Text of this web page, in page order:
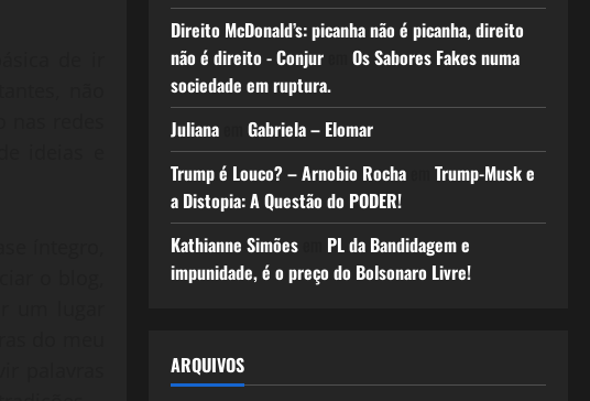
Direito McDonald’s: picanha não é picanha, direito
não é direito - Conjurem Os Sabores Fakes numa
sociedade em ruptura.
Julianaem Gabriela – Elomar
Trump é Louco? – Arnobio Rochaem Trump-Musk e
a Distopia: A Questão do PODER!
Kathianne Simõesem PL da Bandidagem e
impunidade, é o preço do Bolsonaro Livre!
ARQUIVOS